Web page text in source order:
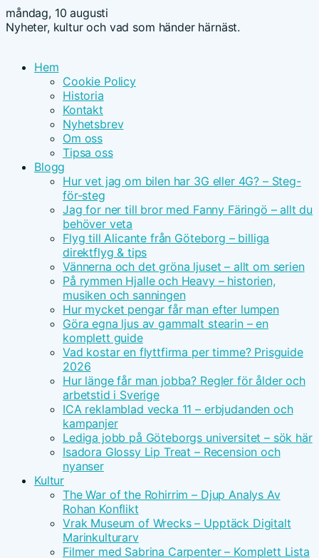
måndag, 10 augusti
Nyheter, kultur och vad som händer härnäst.
Hem
Cookie Policy
Historia
Kontakt
Nyhetsbrev
Om oss
Tipsa oss
Blogg
Hur vet jag om bilen har 3G eller 4G? – Steg-
för-steg
Jag for ner till bror med Fanny Färingö – allt du
behöver veta
Flyg till Alicante från Göteborg – billiga
direktflyg & tips
Vännerna och det gröna ljuset – allt om serien
På rymmen Hjalle och Heavy – historien,
musiken och sanningen
Hur mycket pengar får man efter lumpen
Göra egna ljus av gammalt stearin – en
komplett guide
Vad kostar en flyttfirma per timme? Prisguide
2026
Hur länge får man jobba? Regler för ålder och
arbetstid i Sverige
ICA reklamblad vecka 11 – erbjudanden och
kampanjer
Lediga jobb på Göteborgs universitet – sök här
Isadora Glossy Lip Treat – Recension och
nyanser
Kultur
The War of the Rohirrim – Djup Analys Av
Rohan Konflikt
Vrak Museum of Wrecks – Upptäck Digitalt
Marinkulturarv
Filmer med Sabrina Carpenter – Komplett Lista